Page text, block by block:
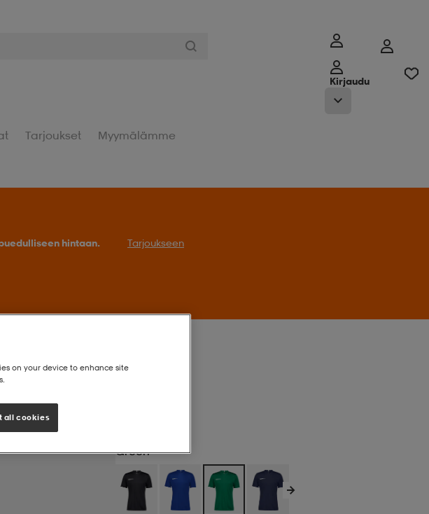
Kirjaudu
Tarjoukset Myymälämme
tuotteista. Tarjoukseen
Green
on your device to enhance site
all cookies